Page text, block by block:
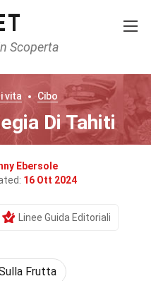
Scoperta
vita Cibo
Di Tahiti
Ebersole
16 Ott 2024
Linee Guida Editoriali
Frutta